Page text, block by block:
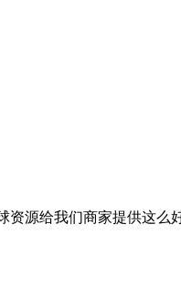
资源给我们商家提供这么